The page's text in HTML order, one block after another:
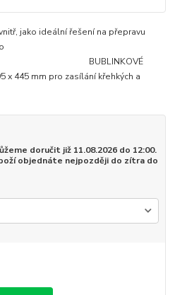
jako ideální řešení na přepravu
x 445 mm pro zasílání křehkých a
doručit již 11.08.2026 do 12:00.
objednáte nejpozději do zítra do